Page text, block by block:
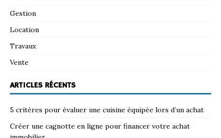
Gestion
Location
Travaux
Vente
ARTICLES RÉCENTS
5 critères pour évaluer une cuisine équipée lors d’un achat
Créer une cagnotte en ligne pour financer votre achat